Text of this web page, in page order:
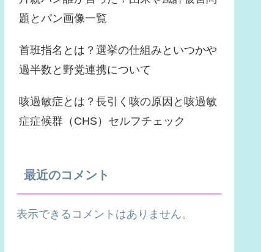
題とパン画像一覧
首班指名とは？選挙の仕組みといつかや
過半数と野党連携について
咳過敏症とは？長引く咳の原因と咳過敏
症症候群（CHS）セルフチェック
最近のコメント
表示できるコメントはありません。